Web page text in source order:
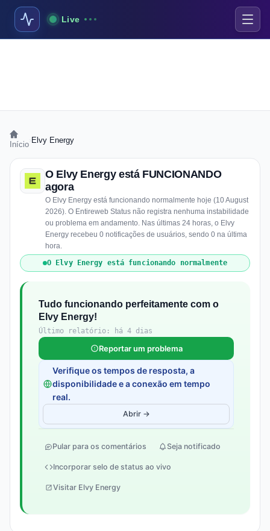
Live
Início Elvy Energy
O Elvy Energy está FUNCIONANDO
agora
O Elvy Energy está funcionando normalmente hoje (10 August
2026). O Entireweb Status não registra nenhuma instabilidade
ou problema em andamento. Nas últimas 24 horas, o Elvy
Energy recebeu 0 notificações de usuários, sendo 0 na última
hora.
O Elvy Energy está funcionando normalmente
Tudo funcionando perfeitamente com o
Elvy Energy!
Último relatório: há 4 dias
Reportar um problema
Verifique os tempos de resposta, a
disponibilidade e a conexão em tempo
real.
Abrir →
Pular para os comentários Seja notificado
Incorporar selo de status ao vivo
Visitar Elvy Energy